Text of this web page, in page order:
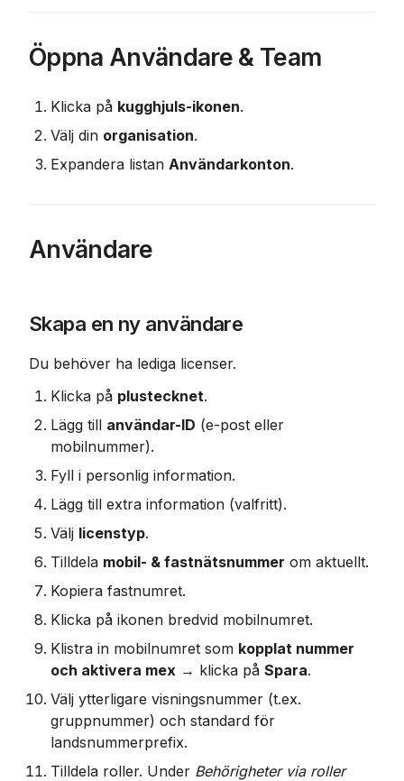
Öppna Användare & Team
Klicka på kugghjuls-ikonen.
Välj din organisation.
Expandera listan Användarkonton.
Användare
Skapa en ny användare
Du behöver ha lediga licenser.
Klicka på plustecknet.
Lägg till användar-ID (e-post eller
mobilnummer).
Fyll i personlig information.
Lägg till extra information (valfritt).
Välj licenstyp.
Tilldela mobil- & fastnätsnummer om aktuellt.
Kopiera fastnumret.
Klicka på ikonen bredvid mobilnumret.
Klistra in mobilnumret som kopplat nummer
och aktivera mex → klicka på Spara.
Välj ytterligare visningsnummer (t.ex.
gruppnummer) och standard för
landsnummerprefix.
Tilldela roller. Under Behörigheter via roller